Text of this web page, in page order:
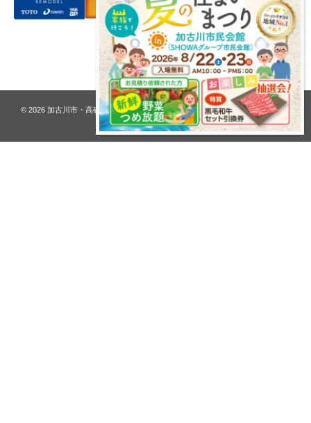
プライバシーポリシー
© 2026 加古川市・高砂市 夢リフォーム ウオハシ – 創業128年の老舗. All rights
reserved.